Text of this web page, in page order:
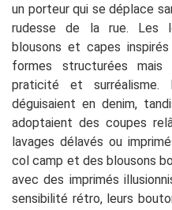
un porteur qui se déplace
rudesse de la rue. Les
blousons et capes
formes structurées
praticité et surréalisme.
déguisaient en denim,
adoptaient des coupes
lavages délavés ou
col camp et des blousons
avec des imprimés
sensibilité rétro, leurs